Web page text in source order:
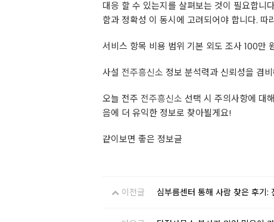
대응 할 수 있는지를 살펴보는 것이 필요합니
함과 정확성 이 동시에 고려되어야 합니다. 따
서비스 항목 비용 범위 기본 외도 조사 100
사설 전주흥신소 정보 분석력과 신뢰성을 겸
오늘 전주 전주흥신소 선택 시 주의사항에 대
음에 더 유익한 정보로 찾아뵐게요!
같이보면 좋은 정보글
이전글 심부름센터 통해 사람 찾은 후기: